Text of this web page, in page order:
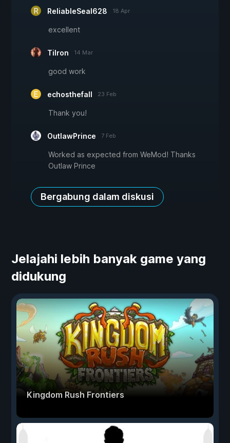
ReliableSeal628 18 Apr
excellent
Tilron 14 Mar
good work
echosthefall 23 Feb
Thank you!
OutlawPrince 7 Feb
Worked as expected from WeMod! Thanks
Outlaw Prince
Bergabung dalam diskusi
Jelajahi lebih banyak game yang
didukung
Kingdom Rush Frontiers